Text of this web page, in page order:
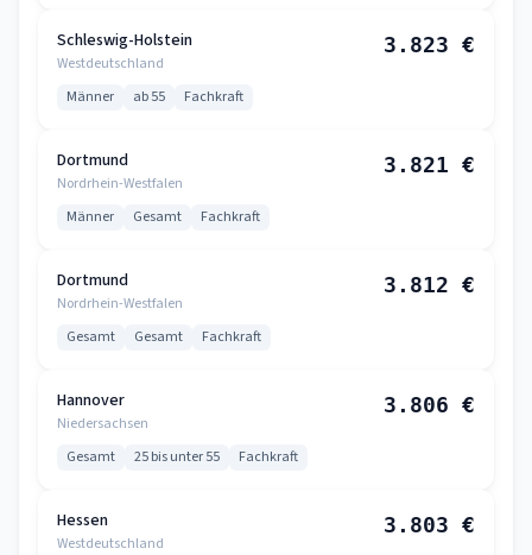
Schleswig-Holstein
Westdeutschland
3.823 €
Männer ab 55 Fachkraft
Dortmund
Nordrhein-Westfalen
3.821 €
Männer Gesamt Fachkraft
Dortmund
Nordrhein-Westfalen
3.812 €
Gesamt Gesamt Fachkraft
Hannover
Niedersachsen
3.806 €
Gesamt 25 bis unter 55 Fachkraft
Hessen
Westdeutschland
3.803 €